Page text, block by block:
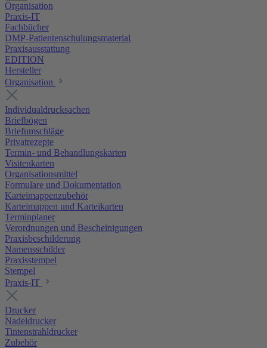
Organisation
Praxis-IT
Fachbücher
DMP-Patientenschulungsmaterial
Praxisausstattung
EDITION
Hersteller
Organisation
Individualdrucksachen
Briefbögen
Briefumschläge
Privatrezepte
Termin- und Behandlungskarten
Visitenkarten
Organisationsmittel
Formulare und Dokumentation
Karteimappenzubehör
Karteimappen und Karteikarten
Terminplaner
Verordnungen und Bescheinigungen
Praxisbeschilderung
Namensschilder
Praxisstempel
Stempel
Praxis-IT
Drucker
Nadeldrucker
Tintenstrahldrucker
Zubehör